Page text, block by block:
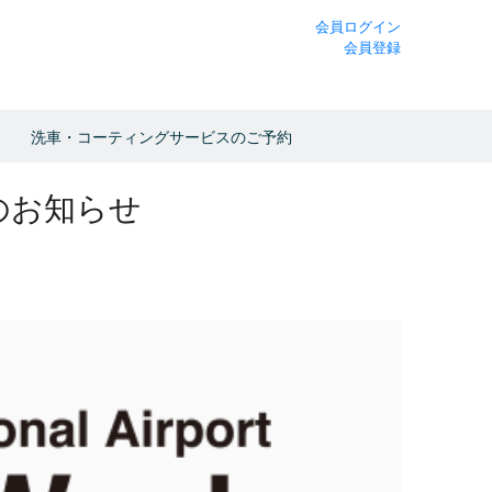
会員ログイン
会員登録
洗車・コーティングサービスのご予約
知らせ